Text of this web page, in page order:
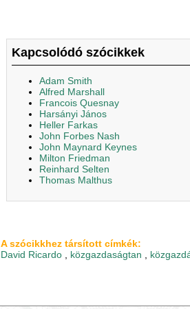
Kapcsolódó szócikkek
Adam Smith
Alfred Marshall
Francois Quesnay
Harsányi János
Heller Farkas
John Forbes Nash
John Maynard Keynes
Milton Friedman
Reinhard Selten
Thomas Malthus
A szócikkhez társított címkék:
David Ricardo
közgazdaságtan